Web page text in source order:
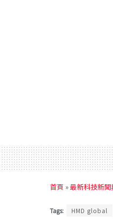
首頁 »最新科技新
Tags: HMD global